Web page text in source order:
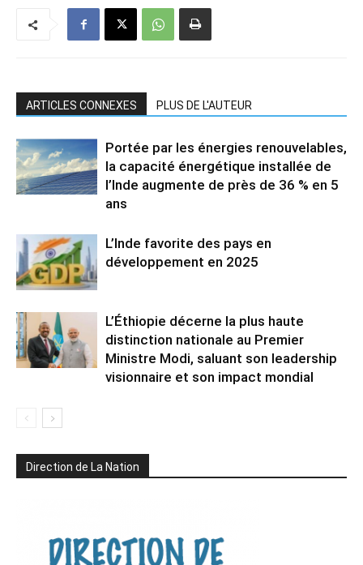
ARTICLES CONNEXES PLUS DE L'AUTEUR
Portée par les énergies renouvelables,
la capacité énergétique installée de
l’Inde augmente de près de 36 % en 5
ans
L’Inde favorite des pays en
développement en 2025
L’Éthiopie décerne la plus haute
distinction nationale au Premier
Ministre Modi, saluant son leadership
visionnaire et son impact mondial
Direction de La Nation